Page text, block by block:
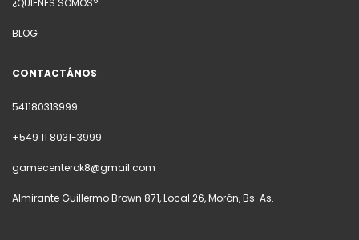
¿QUIENES SOMOS?
BLOG
CONTACTÁNOS
541180313999
+549 11 8031-3999
gamecenterok8@gmail.com
Almirante Guillermo Brown 871, Local 26, Morón, Bs. As.